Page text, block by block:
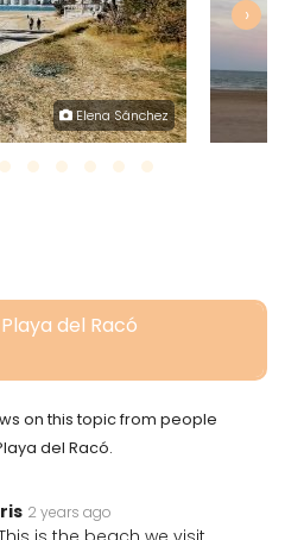
Elena Sánchez
›
del Racó
on this topic from people
del Racó.
2 years ago